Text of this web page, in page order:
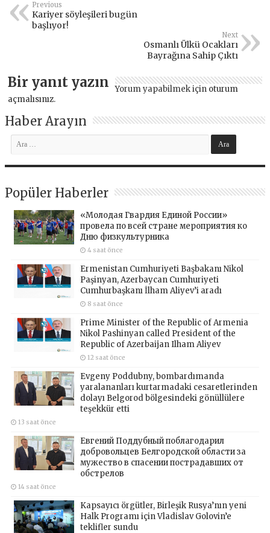
Previous
Kariyer söyleşileri bugün
başlıyor!
Next
Osmanlı Ülkü Ocakları
Bayrağına Sahip Çıktı
Bir yanıt yazın Yorum yapabilmek için oturum
açmalısınız.
Haber Arayın
Popüler Haberler
«Молодая Гвардия Единой России»
провела по всей стране мероприятия ко
Дню физкультурника
4 saat önce
Ermenistan Cumhuriyeti Başbakanı Nikol
Paşinyan, Azerbaycan Cumhuriyeti
Cumhurbaşkanı İlham Aliyev’i aradı
8 saat önce
Prime Minister of the Republic of Armenia
Nikol Pashinyan called President of the
Republic of Azerbaijan Ilham Aliyev
12 saat önce
Evgeny Poddubny, bombardımanda
yaralananları kurtarmadaki cesaretlerinden
dolayı Belgorod bölgesindeki gönüllülere
teşekkür etti
13 saat önce
Евгений Поддубный поблагодарил
добровольцев Белгородской области за
мужество в спасении пострадавших от
обстрелов
14 saat önce
Kapsayıcı örgütler, Birleşik Rusya’nın yeni
Halk Programı için Vladislav Golovin’e
teklifler sundu